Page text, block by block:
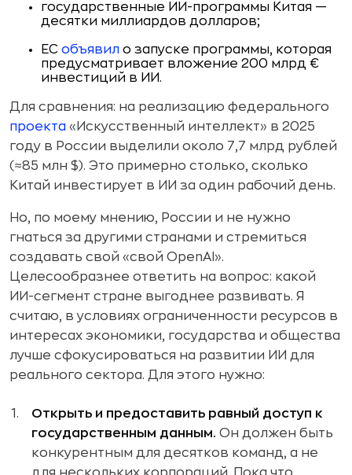
государственные ИИ-программы Китая —
десятки миллиардов долларов;
ЕС объявил о запуске программы, которая
предусматривает вложение 200 млрд €
инвестиций в ИИ.
Для сравнения: на реализацию федерального
проекта «Искусственный интеллект» в 2025
году в России выделили около 7,7 млрд рублей
(≈85 млн $). Это примерно столько, сколько
Китай инвестирует в ИИ за один рабочий день.
Но, по моему мнению, России и не нужно
гнаться за другими странами и стремиться
создавать свой «свой OpenAI».
Целесообразнее ответить на вопрос: какой
ИИ-сегмент стране выгоднее развивать. Я
считаю, в условиях ограниченности ресурсов в
интересах экономики, государства и общества
лучше сфокусироваться на развитии ИИ для
реального сектора. Для этого нужно:
Открыть и предоставить равный доступ к
государственным данным. Он должен быть
конкурентным для десятков команд, а не